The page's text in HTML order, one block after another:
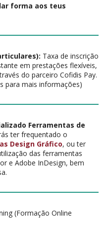
forma aos teus
Taxa de inscrição
em prestações flexíveis,
do parceiro Cofidis Pay.
para mais informações)
Ferramentas de
ter frequentado o
Design Gráfico, ou ter
das ferramentas
e Adobe InDesign, bem
(Formação Online